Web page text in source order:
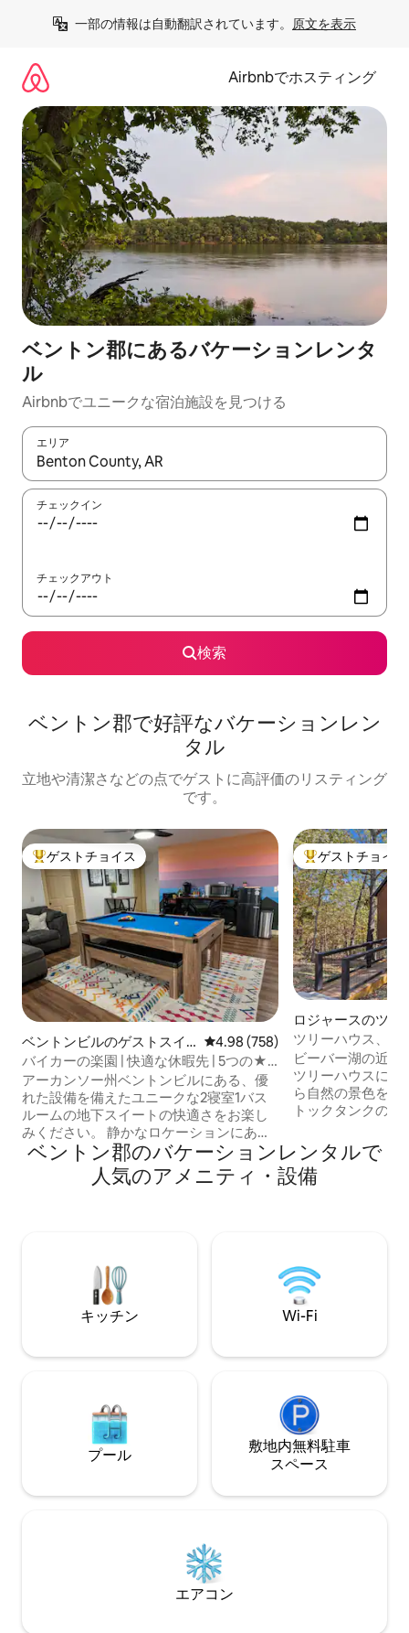
一部の情報は自動翻訳されています。 原文を表示
Airbnbでホスティング
ベントン郡にあるバケーションレンタ
ル
Airbnbでユニークな宿泊施設を見つける
エリア
検索結果が表示されたら、上下の矢印キーを使って移動するか
チェックイン
チェックアウト
検索
ベントン郡で好評なバケーションレン
タル
立地や清潔さなどの点でゲストに高評価のリスティング
です。
大好評のゲストチョイスです。
ゲストチョイス
ベントンビルのゲストスイ
ート
レビュー758件、5つ星中4.98つ
4.98 (758)
バイカーの楽園 | 快適な休暇先 | 5つの★
ロケーション
アーカンソー州ベントンビルにある、優
れた設備を備えたユニークな2寝室1バス
ルームの地下スイートの快適さをお楽し
みください。 静かなロケーションにあ
り、活気あるダウンタウン、地元のアト
ラクション、ランドマークに近い都会の
隠れ家を約束します。 魅力的な自転車道
ドルーム ✔ オープンフロアのリビングエ
リア ✔ ツール付き自転車ショップ ✔ 高速
Wi-Fi ✔ 無料駐車場 詳細は以下をご覧く
大好評のゲスト
ゲストチョイス
ロジャースのツリ
ツリーハウス、ジ
ビーバー湖の近
ツリーハウスに逃
ら自然の景色を楽
トックタンクの
で料理を作りま
リトリートには
でアクセスできる
ところにありなが
味わえます。 平
たりです！
ベントン郡のバケーションレンタルで
人気のアメニティ・設備
キッチン Wi-Fi
プール
敷地内無料駐⁠車
ス⁠ペ⁠ー⁠ス
エアコン